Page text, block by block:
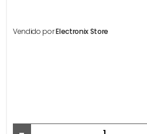
Vendido porElectronix Store